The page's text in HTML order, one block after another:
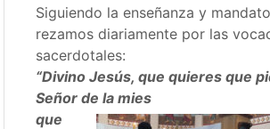
Siguiendo la enseñanza y
rezamos diariamente por las
sacerdotales:
“Divino Jesús, que quieres que
Señor de la mies
que